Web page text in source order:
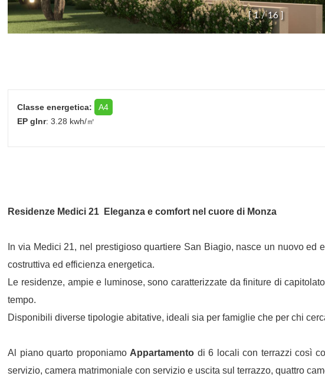
[ 1 / 16
Classe energetica:
A4
EP glnr: 3.28 kwh/㎡
Residenze Medici 21  Eleganza e comfort nel cuore di Monza
In via Medici 21, nel prestigioso quartiere San Biagio, nasce un nuovo
costruttiva ed efficienza energetica.
Le residenze, ampie e luminose, sono caratterizzate da finiture di
tempo.
Disponibili diverse tipologie abitative, ideali sia per famiglie che per chi
Al piano quarto proponiamo Appartamento di 6 locali con terrazzi così
servizio, camera matrimoniale con servizio e uscita sul terrazzo, quattro